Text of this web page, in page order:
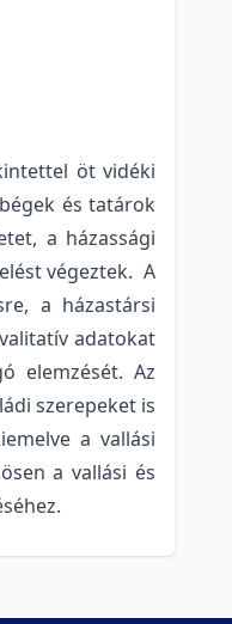
öt vidéki
és tatárok
a házassági
végeztek. A
a házastársi
adatokat
elemzését. Az
szerepeket is
a vallási
a vallási és